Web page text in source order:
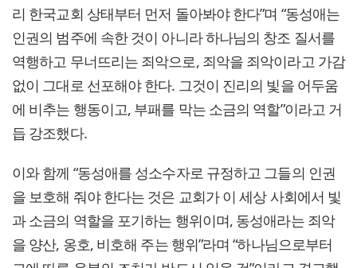
리 한국교회 상태부터 먼저 돌아봐야 한다”며 “동성애는
인권의 범주에 속한 것이 아니라 하나님의 창조 질서를
역행하고 무너뜨리는 죄악으로, 죄악을 죄악이라고 가감
없이 그대로 선포해야 한다. 그것이 진리의 빛을 어두움
에 비추는 행동이고, 부패를 막는 소금의 역할”이라고 거
듭 강조했다.
이와 함께 “동성애를 성소수자로 규정하고 그들의 인권
을 보호해 줘야 한다는 것은 교회가 이 세상 사회에서 빛
과 소금의 역할을 포기하는 행위이며, 동성애라는 죄악
을 양산, 옹호, 비호해 주는 행위”라며 “하나님으로부터